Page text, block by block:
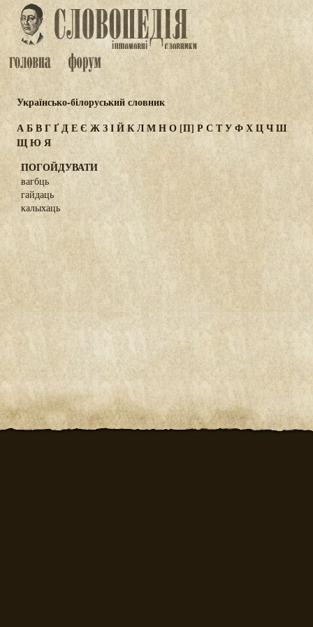
Українсько-білоруський словник
АБВГҐДЕЄ ЖЗІЙКЛМНО[П] Р С ТУФХЦЧШ
ЩЮ Я
ПОГОЙДУВАТИ
вагбць
гайдаць
калыхаць